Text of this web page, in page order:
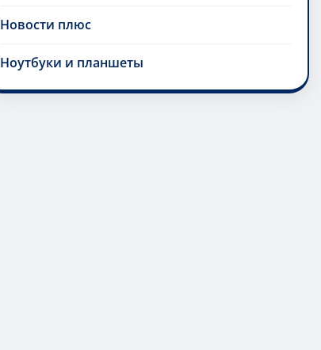
Новости плюс
Ноутбуки и планшеты